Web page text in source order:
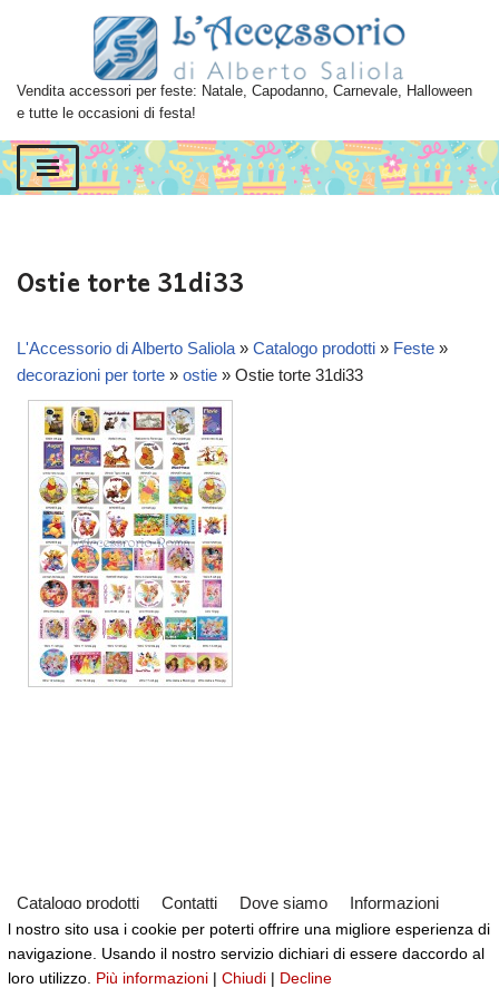
al
contenuto
Vendita accessori per feste: Natale, Capodanno, Carnevale, Halloween
e tutte le occasioni di festa!
Ostie torte 31di33
L'Accessorio di Alberto Saliola » Catalogo prodotti » Feste »
decorazioni per torte » ostie » Ostie torte 31di33
Catalogo prodotti Contatti Dove siamo
Informazioni
Partner
Servizi Virtual Tour del Negozio
Neve| Powered byWordPress
l nostro sito usa i cookie per poterti offrire una migliore esperienza di
navigazione. Usando il nostro servizio dichiari di essere daccordo al
loro utilizzo. Più informazioni | Chiudi | Decline